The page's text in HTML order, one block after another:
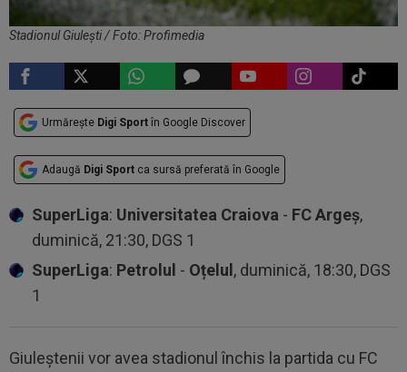
Stadionul Giulești / Foto: Profimedia
Urmărește Digi Sport în Google Discover
Adaugă Digi Sport ca sursă preferată în Google
SuperLiga: Universitatea Craiova - FC Argeș,
duminică, 21:30, DGS 1
SuperLiga: Petrolul - Oțelul, duminică, 18:30, DGS
1
Giuleștenii vor avea stadionul închis la partida cu FC